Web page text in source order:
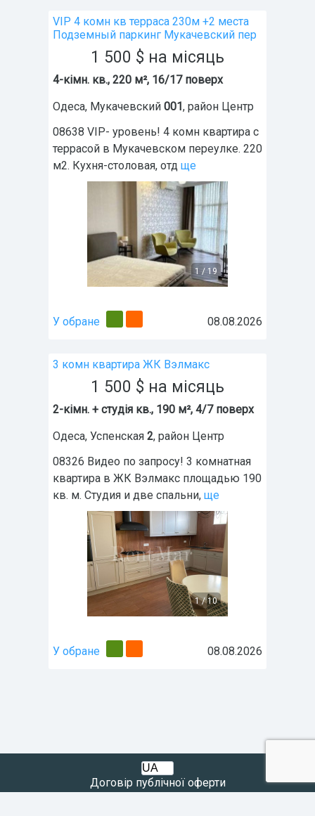
VIP 4 комн кв терраса 230м +2 места
Подземный паркинг Мукачевский пер
1 500 $ на місяць
4-кімн. кв., 220 м², 16/17 поверх
Одеса, Мукачевский 001, район Центр
08638 VIP- уровень! 4 комн квартира с
террасой в Мукачевском переулке. 220
м2. Кухня-столовая, отд ще
1 / 19
У обране 08.08.2026
3 комн квартира ЖК Вэлмакс
1 500 $ на місяць
2-кімн. + студія кв., 190 м², 4/7 поверх
Одеса, Успенская 2, район Центр
08326 Видео по запросу! 3 комнатная
квартира в ЖК Вэлмакс площадью 190
кв. м. Студия и две спальни, ще
1/10
У обране 08.08.2026
Договір публічної оферти